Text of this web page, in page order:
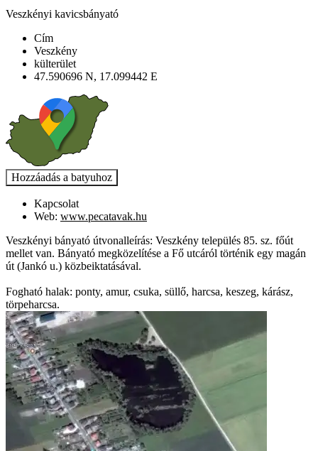
Veszkényi kavicsbányató
Cím
Veszkény
külterület
47.590696 N, 17.099442 E
Kapcsolat
Web: www.pecatavak.hu
Veszkényi bányató útvonalleírás: Veszkény település 85. sz. főút
mellet van. Bányató megközelítése a Fő utcáról történik egy magán
út (Jankó u.) közbeiktatásával.
Fogható halak: ponty, amur, csuka, süllő, harcsa, keszeg, kárász,
törpeharcsa.